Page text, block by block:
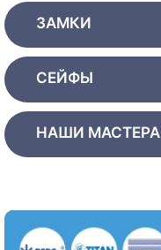
ЗАМКИ
СЕЙФЫ
НАШИ МАСТЕРА